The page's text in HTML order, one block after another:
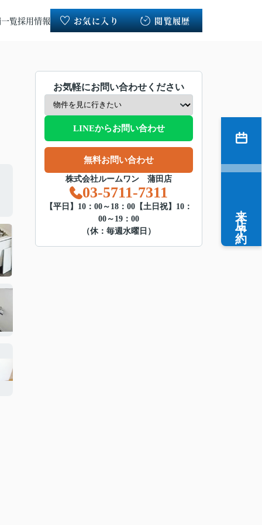
覧採用情報 お気に入り 閲覧履歴
お気軽にお問い合わせください
LINEからお問い合わせ
無料お問い合わせ
株式会社ルームワン 蒲田店
03-5711-7311
【平日】10：00～18：00【土日祝】10：
00～19：00
（休：毎週水曜日）
来店予約